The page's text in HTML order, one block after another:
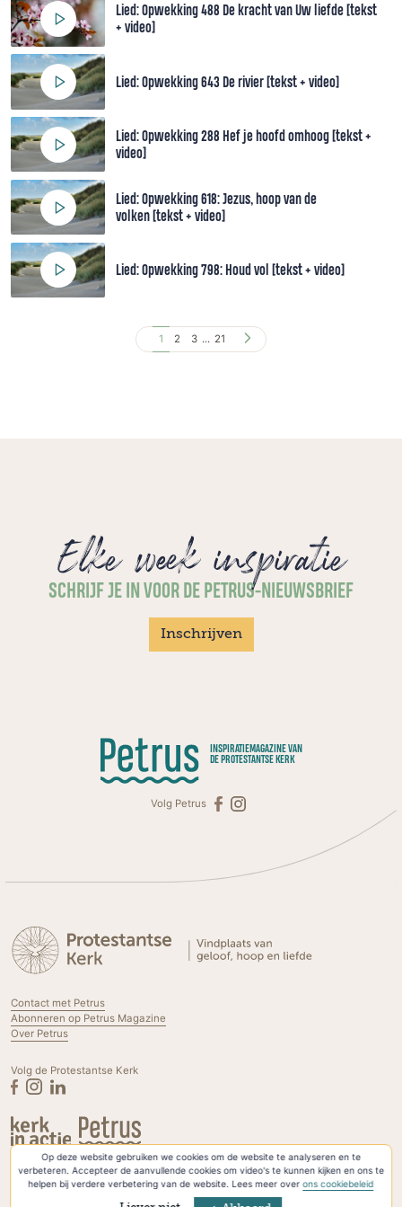
Op deze website gebruiken we cookies om de website te analyseren en te
verbeteren. Accepteer de aanvullende cookies om video's te kunnen kijken en ons te
helpen bij verdere verbetering van de website. Lees meer overons cookiebeleid
Lied: Opwekking 488 De kracht van Uw liefde [tekst
+ video]
Lied: Opwekking 643 De rivier [tekst + video]
Lied: Opwekking 288 Hef je hoofd omhoog [tekst +
video]
Lied: Opwekking 618: Jezus, hoop van de
volken [tekst + video]
Lied: Opwekking 798: Houd vol [tekst + video]
1 2 3 ... 21
Elke week inspiratie
SCHRIJF JE IN VOOR DE PETRUS-NIEUWSBRIEF
Inschrijven
INSPIRATIEMAGAZINE VAN
DE PROTESTANTSE KERK
Volg Petrus
Contact met Petrus
Abonneren op Petrus Magazine
Over Petrus
Volg de Protestantse Kerk
Privacyverklaring & Cookies